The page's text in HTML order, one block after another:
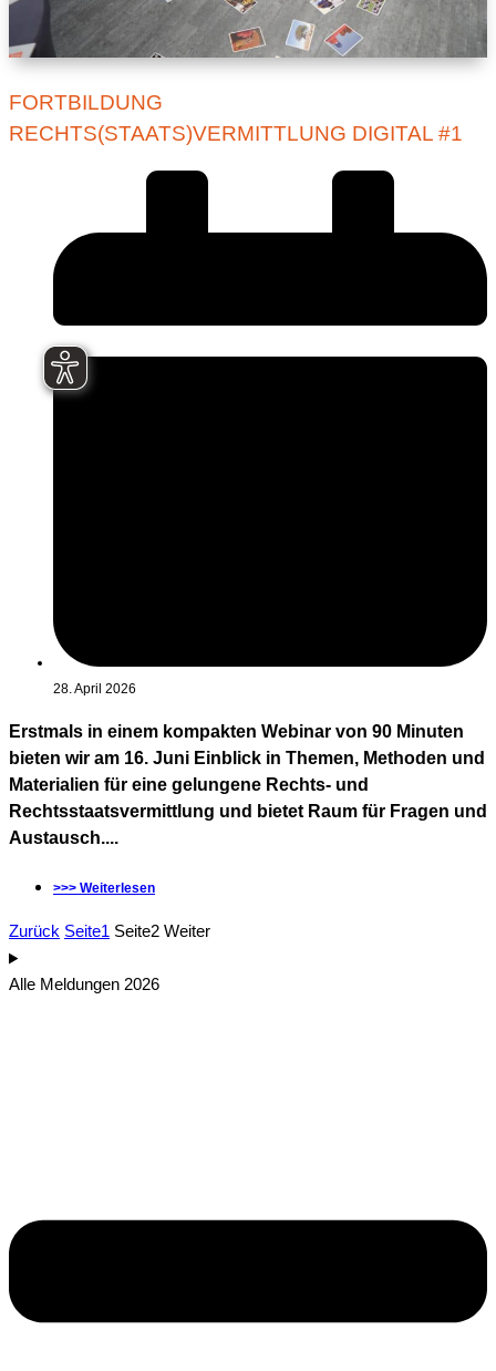
FORTBILDUNG
RECHTS(STAATS)VERMITTLUNG DIGITAL #1
28. April 2026
Erstmals in einem kompakten Webinar von 90 Minuten
bieten wir am 16. Juni Einblick in Themen, Methoden und
Materialien für eine gelungene Rechts- und
Rechtsstaatsvermittlung und bietet Raum für Fragen und
Austausch....
>>> Weiterlesen
Zurück Seite1 Seite2 Weiter
Alle Meldungen 2026